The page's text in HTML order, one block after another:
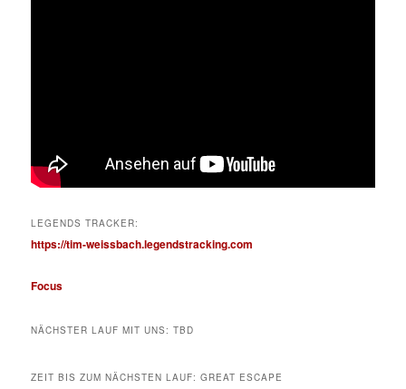
LEGENDS TRACKER:
https://tim-weissbach.legendstracking.com
Focus
NÄCHSTER LAUF MIT UNS: TBD
ZEIT BIS ZUM NÄCHSTEN LAUF: GREAT ESCAPE